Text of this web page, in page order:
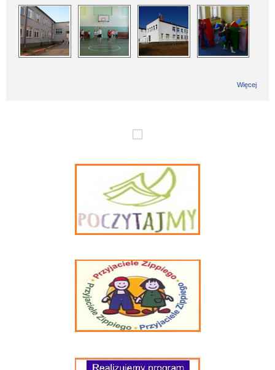
Więcej